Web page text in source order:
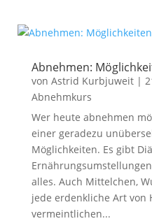
Abnehmen:
von Astrid Kurbjuweit|
Abnehmkurs
Wer heute abnehmen
einer geradezu
Möglichkeiten. Es gibt
alles. Auch Mittelchen,
jede erdenkliche Art von
vermeintlichen...